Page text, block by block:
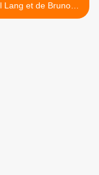
Lang et de Bruno
Hirout à Ouistreham >